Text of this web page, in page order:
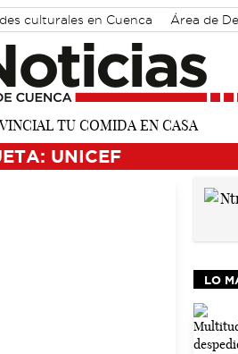
culturales en Cuenca Área de
UNICEF
LO